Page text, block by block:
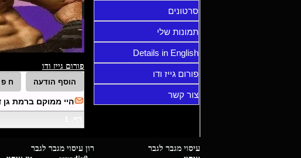
סרטונים
תמונות שלי
Details in English
פורום גייז ודו
צור קשר
פורום גייז ודו
היי ממוקם ברמת גן
עיסוי מגבר לגבר רון עיסוי מגבר